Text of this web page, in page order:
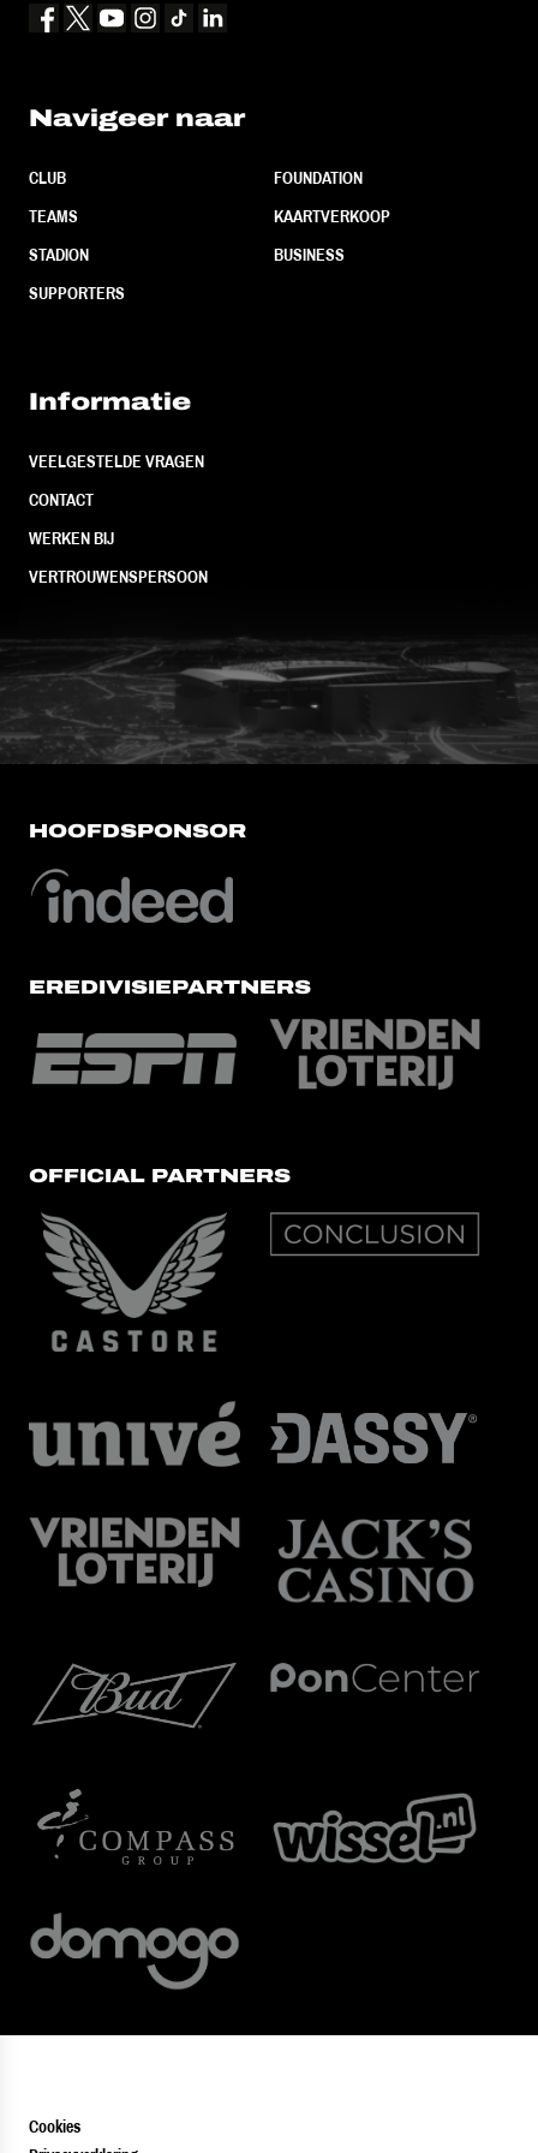
Navigeer naar
CLUB
TEAMS
STADION
SUPPORTERS
FOUNDATION
KAARTVERKOOP
BUSINESS
Informatie
VEELGESTELDE VRAGEN
CONTACT
WERKEN BIJ
VERTROUWENSPERSOON
FC Utrecht<br>vanuit<br>het
HOOFDSPONSOR
EREDIVISIEPARTNERS
OFFICIAL PARTNERS
Cookies